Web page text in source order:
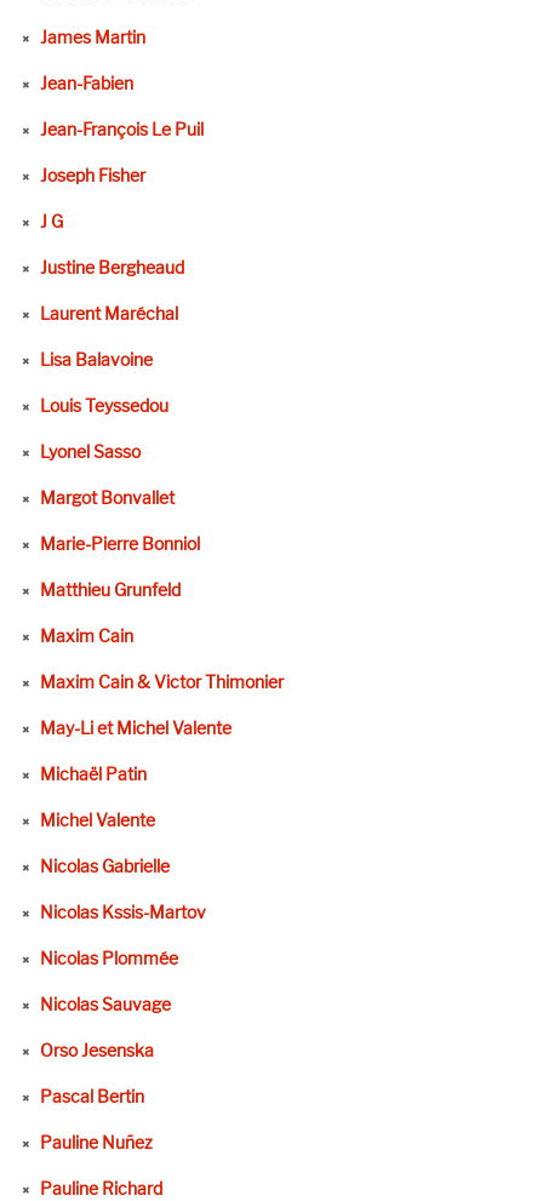
James Martin
Jean-Fabien
Jean-François Le Puil
Joseph Fisher
J G
Justine Bergheaud
Laurent Maréchal
Lisa Balavoine
Louis Teyssedou
Lyonel Sasso
Margot Bonvallet
Marie-Pierre Bonniol
Matthieu Grunfeld
Maxim Cain
Maxim Cain & Victor Thimonier
May-Li et Michel Valente
Michaël Patin
Michel Valente
Nicolas Gabrielle
Nicolas Kssis-Martov
Nicolas Plommée
Nicolas Sauvage
Orso Jesenska
Pascal Bertin
Pauline Nuñez
Pauline Richard